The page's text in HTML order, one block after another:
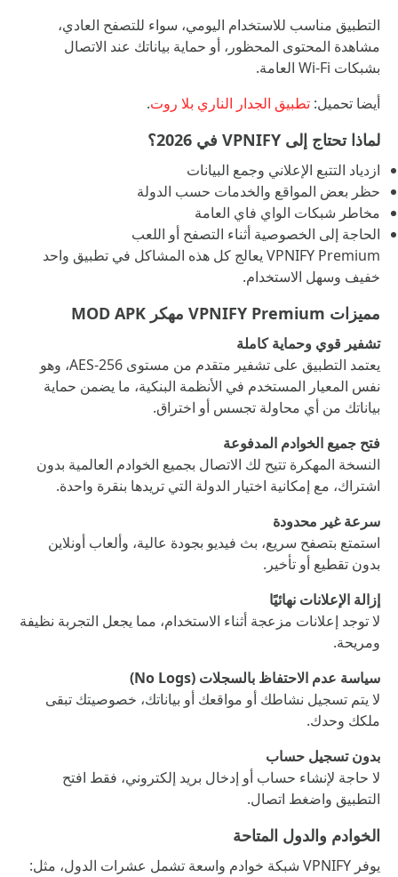
التطبيق مناسب للاستخدام اليومي، سواء للتصفح العادي،
مشاهدة المحتوى المحظور، أو حماية بياناتك عند الاتصال
بشبكات Wi-Fi العامة.
أيضا تحميل: تطبيق الجدار الناري بلا روت.
لماذا تحتاج إلى VPNIFY في 2026؟
ازدياد التتبع الإعلاني وجمع البيانات
حظر بعض المواقع والخدمات حسب الدولة
مخاطر شبكات الواي فاي العامة
الحاجة إلى الخصوصية أثناء التصفح أو اللعب
VPNIFY Premium يعالج كل هذه المشاكل في تطبيق واحد
خفيف وسهل الاستخدام.
مميزات VPNIFY Premium مهكر MOD APK
تشفير قوي وحماية كاملة
يعتمد التطبيق على تشفير متقدم من مستوى AES-256، وهو
نفس المعيار المستخدم في الأنظمة البنكية، ما يضمن حماية
بياناتك من أي محاولة تجسس أو اختراق.
فتح جميع الخوادم المدفوعة
النسخة المهكرة تتيح لك الاتصال بجميع الخوادم العالمية بدون
اشتراك، مع إمكانية اختيار الدولة التي تريدها بنقرة واحدة.
سرعة غير محدودة
استمتع بتصفح سريع، بث فيديو بجودة عالية، وألعاب أونلاين
بدون تقطيع أو تأخير.
إزالة الإعلانات نهائيًا
لا توجد إعلانات مزعجة أثناء الاستخدام، مما يجعل التجربة نظيفة
ومريحة.
سياسة عدم الاحتفاظ بالسجلات (No Logs)
لا يتم تسجيل نشاطك أو مواقعك أو بياناتك، خصوصيتك تبقى
ملكك وحدك.
بدون تسجيل حساب
لا حاجة لإنشاء حساب أو إدخال بريد إلكتروني، فقط افتح
التطبيق واضغط اتصال.
الخوادم والدول المتاحة
يوفر VPNIFY شبكة خوادم واسعة تشمل عشرات الدول، مثل: